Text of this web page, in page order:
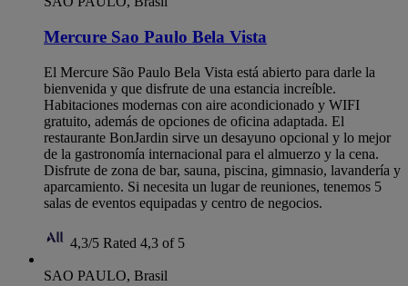
Mercure Sao Paulo Bela Vista
El Mercure São Paulo Bela Vista está abierto para darle la
bienvenida y que disfrute de una estancia increíble.
Habitaciones modernas con aire acondicionado y WIFI
gratuito, además de opciones de oficina adaptada. El
restaurante BonJardin sirve un desayuno opcional y lo mejor
de la gastronomía internacional para el almuerzo y la cena.
Disfrute de zona de bar, sauna, piscina, gimnasio, lavandería y
aparcamiento. Si necesita un lugar de reuniones, tenemos 5
salas de eventos equipadas y centro de negocios.
4,3/5 Rated 4,3 of 5
SAO PAULO, Brasil